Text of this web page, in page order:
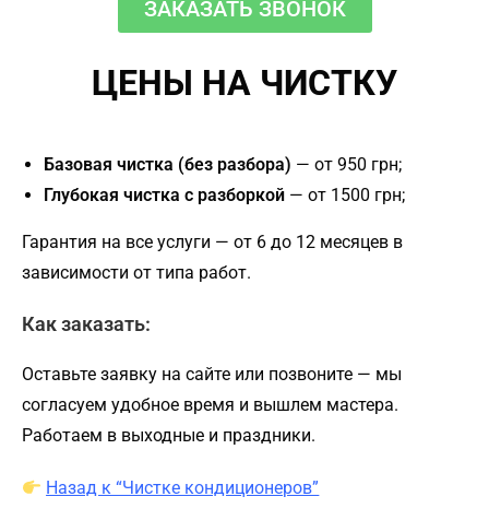
ЗАКАЗАТЬ ЗВОНОК
ЦЕНЫ НА ЧИСТКУ
Базовая чистка (без разбора) — от 950 грн;
Глубокая чистка с разборкой — от 1500 грн;
Гарантия на все услуги — от 6 до 12 месяцев в
зависимости от типа работ.
Как заказать:
Оставьте заявку на сайте или позвоните — мы
согласуем удобное время и вышлем мастера.
Работаем в выходные и праздники.
Назад к “Чистке кондиционеров”